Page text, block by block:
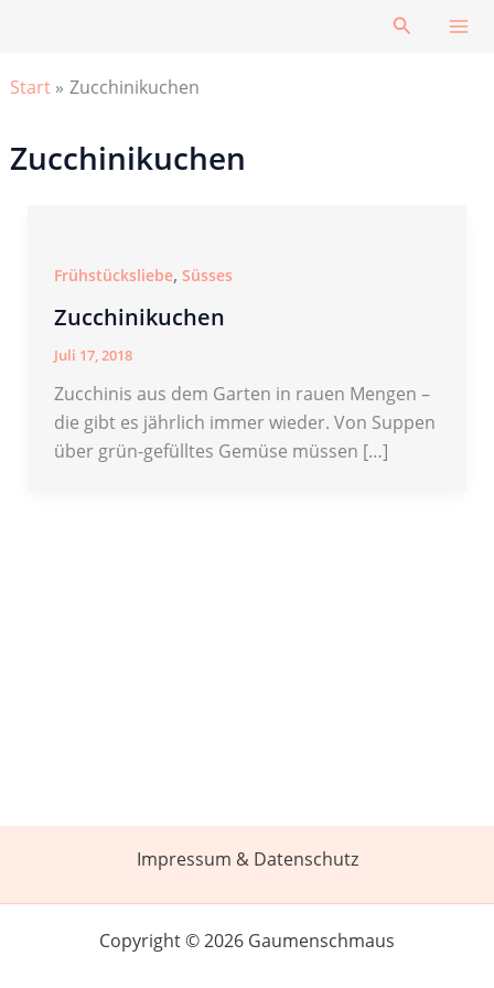
Suchen
Start Zucchinikuchen
Zucchinikuchen
Frühstücksliebe, Süsses
Zucchinikuchen
Juli 17, 2018
Zucchinis aus dem Garten in rauen Mengen –
die gibt es jährlich immer wieder. Von Suppen
über grün-gefülltes Gemüse müssen […]
Impressum & Datenschutz
Copyright © 2026 Gaumenschmaus